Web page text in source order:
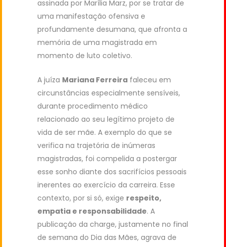
assinada por Marília Marz, por se tratar de
uma manifestação ofensiva e
profundamente desumana, que afronta a
memória de uma magistrada em
momento de luto coletivo.
A juíza Mariana Ferreira faleceu em
circunstâncias especialmente sensíveis,
durante procedimento médico
relacionado ao seu legítimo projeto de
vida de ser mãe. A exemplo do que se
verifica na trajetória de inúmeras
magistradas, foi compelida a postergar
esse sonho diante dos sacrifícios pessoais
inerentes ao exercício da carreira. Esse
contexto, por si só, exige respeito,
empatia e responsabilidade. A
publicação da charge, justamente no final
de semana do Dia das Mães, agrava de